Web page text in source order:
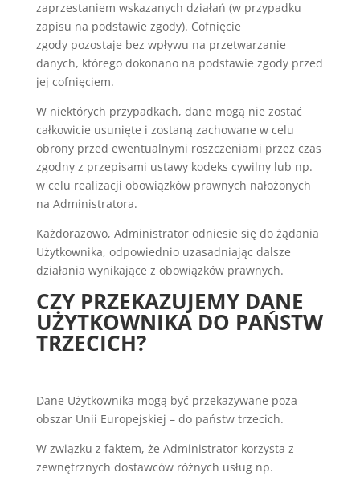
zaprzestaniem wskazanych działań (w przypadku
zapisu na podstawie zgody). Cofnięcie
zgody pozostaje bez wpływu na przetwarzanie
danych, którego dokonano na podstawie zgody przed
jej cofnięciem.
W niektórych przypadkach, dane mogą nie zostać
całkowicie usunięte i zostaną zachowane w celu
obrony przed ewentualnymi roszczeniami przez czas
zgodny z przepisami ustawy kodeks cywilny lub np.
w celu realizacji obowiązków prawnych nałożonych
na Administratora.
Każdorazowo, Administrator odniesie się do żądania
Użytkownika, odpowiednio uzasadniając dalsze
działania wynikające z obowiązków prawnych.
CZY PRZEKAZUJEMY DANE
UŻYTKOWNIKA DO PAŃSTW
TRZECICH?
Dane Użytkownika mogą być przekazywane poza
obszar Unii Europejskiej – do państw trzecich.
W związku z faktem, że Administrator korzysta z
zewnętrznych dostawców różnych usług np.